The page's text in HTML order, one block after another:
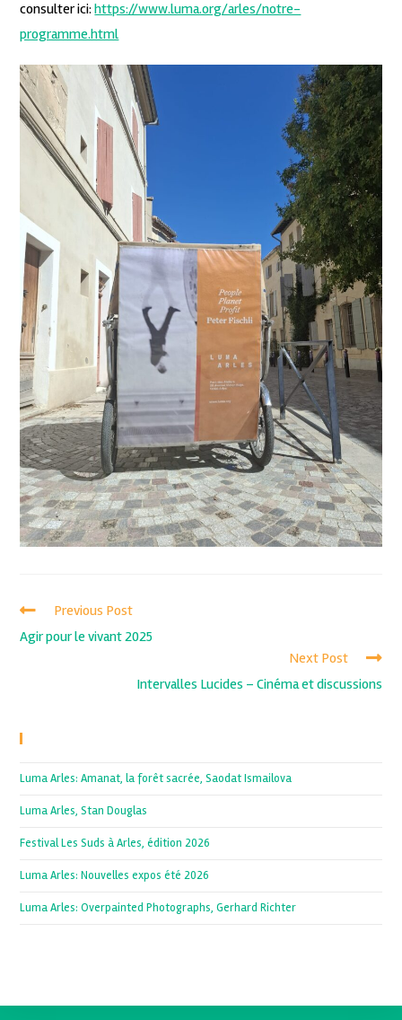
consulter ici:https://www.luma.org/arles/notre-
programme.html
Previous Post
Agir pour le vivant 2025
Next Post
Intervalles Lucides – Cinéma et discussions
Luma Arles: Amanat, la forêt sacrée, Saodat Ismailova
Luma Arles, Stan Douglas
Festival Les Suds à Arles, édition 2026
Luma Arles: Nouvelles expos été 2026
Luma Arles: Overpainted Photographs, Gerhard Richter